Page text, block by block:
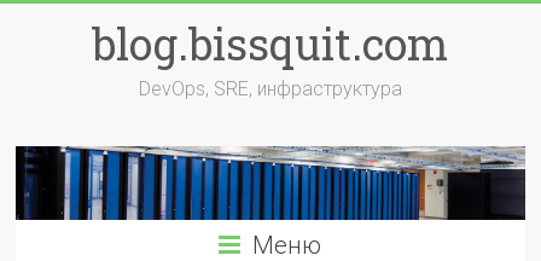
содержимомуblog.bissquit.com
DevOps, SRE, инфраструктура
Меню